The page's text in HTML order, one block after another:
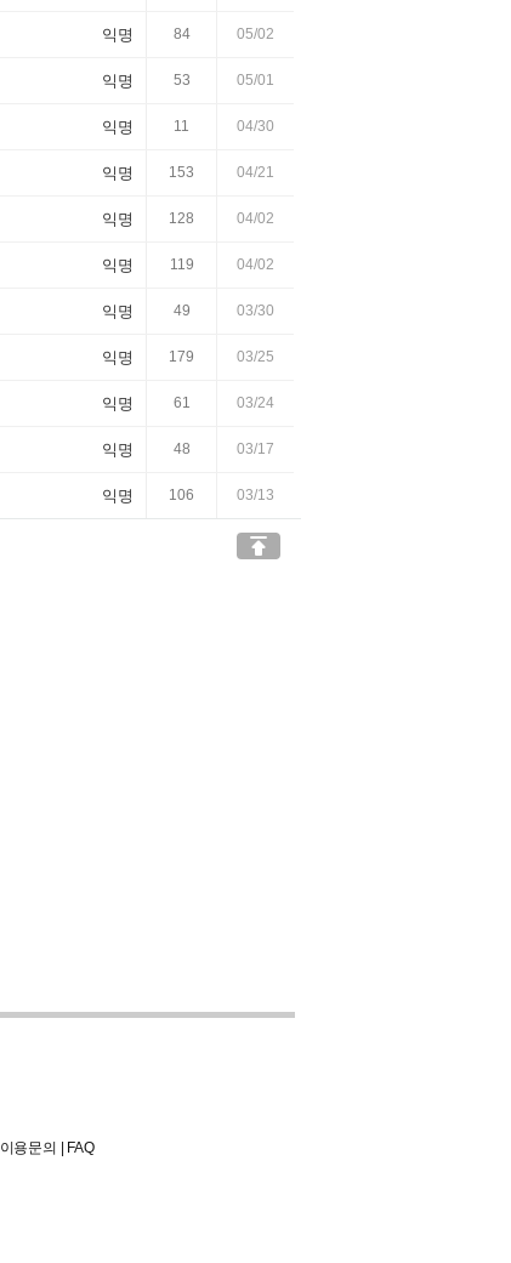
익명 84 05/02
익명 53 05/01
익명 11 04/30
익명 153 04/21
익명 128 04/02
익명 119 04/02
익명 49 03/30
익명 179 03/25
익명 61 03/24
익명 48 03/17
익명 106 03/13

이용문의 FAQ